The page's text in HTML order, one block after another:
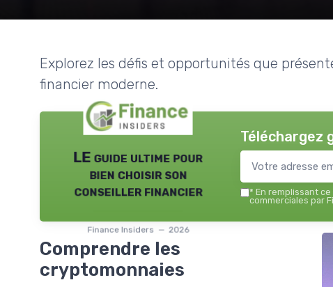
Explorez les défis et opportunités que
financier moderne.
LE guide ultime pour
bien choisir son
conseiller financier
Finance Insiders — 2026
Téléchargez
* En remplissant ce
commerciales par
Comprendre les
cryptomonnaies